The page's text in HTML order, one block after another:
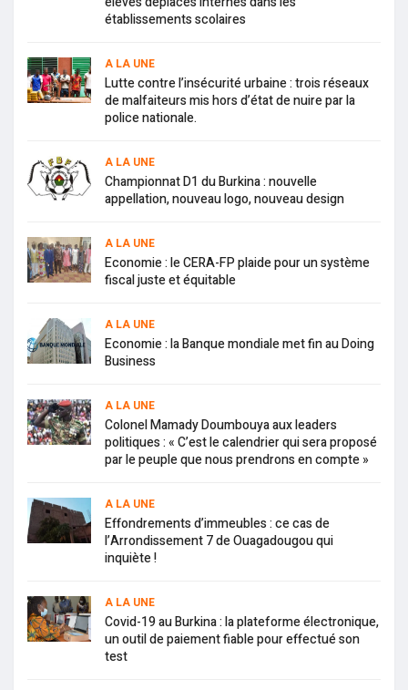
établissements scolaires
A LA UNE
Lutte contre l’insécurité urbaine : trois réseaux
de malfaiteurs mis hors d’état de nuire par la
police nationale.
A LA UNE
Championnat D1 du Burkina : nouvelle
appellation, nouveau logo, nouveau design
A LA UNE
Economie : le CERA-FP plaide pour un système
fiscal juste et équitable
A LA UNE
Economie : la Banque mondiale met fin au Doing
Business
A LA UNE
Colonel Mamady Doumbouya aux leaders
politiques : « C’est le calendrier qui sera proposé
par le peuple que nous prendrons en compte »
A LA UNE
Effondrements d’immeubles : ce cas de
l’Arrondissement 7 de Ouagadougou qui
inquiète !
A LA UNE
Covid-19 au Burkina : la plateforme électronique,
un outil de paiement fiable pour effectué son
test